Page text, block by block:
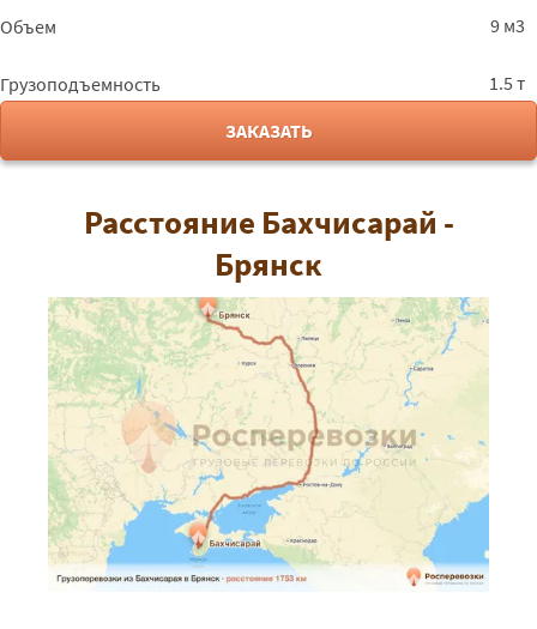
Объем 9 м3
Грузоподъемность
1.5 т
ЗАКАЗАТЬ
Расстояние Бахчисарай -
Брянск